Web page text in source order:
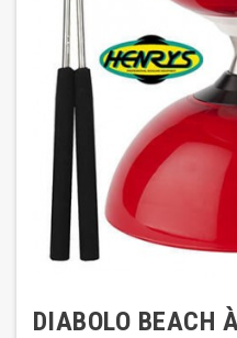
DIABOLO BEACH